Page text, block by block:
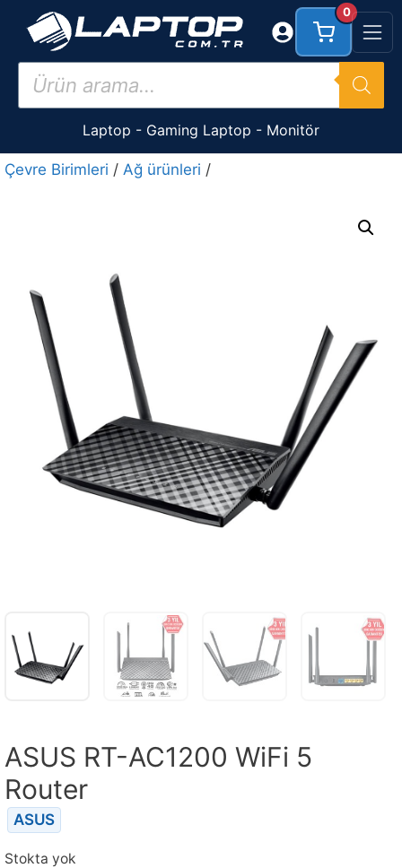
İçeriğe
Products
search
Laptop - Gaming Laptop - Monitör
0
Çevre Birimleri / Ağ ürünleri /
ASUS RT-AC1200 WiFi 5
Router
ASUS
Stokta yok